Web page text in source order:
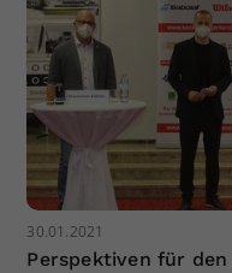
30.01.2021
Perspektiven für